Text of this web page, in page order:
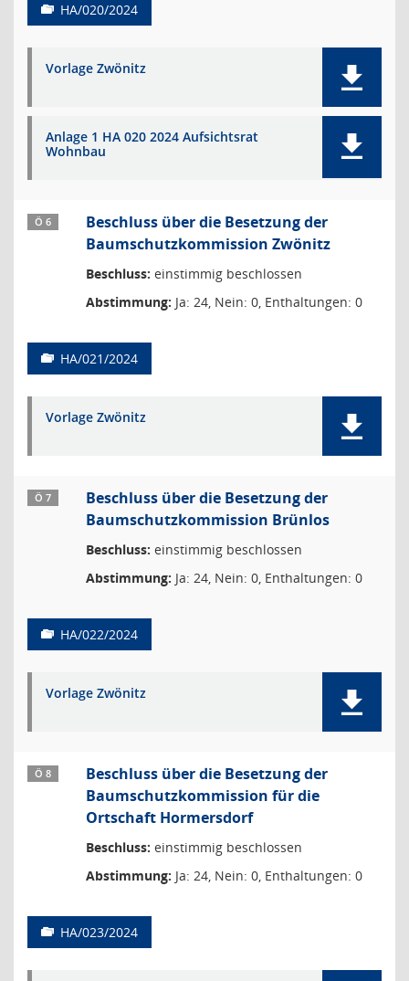
HA/020/2024
Vorlage Zwönitz
Anlage 1 HA 020 2024 Aufsichtsrat
Wohnbau
Ö 6
Beschluss über die Besetzung der
Baumschutzkommission Zwönitz
Beschluss: einstimmig beschlossen
Abstimmung: Ja: 24, Nein: 0, Enthaltungen: 0
HA/021/2024
Vorlage Zwönitz
Ö 7
Beschluss über die Besetzung der
Baumschutzkommission Brünlos
Beschluss: einstimmig beschlossen
Abstimmung: Ja: 24, Nein: 0, Enthaltungen: 0
HA/022/2024
Vorlage Zwönitz
Ö 8
Beschluss über die Besetzung der
Baumschutzkommission für die
Ortschaft Hormersdorf
Beschluss: einstimmig beschlossen
Abstimmung: Ja: 24, Nein: 0, Enthaltungen: 0
HA/023/2024